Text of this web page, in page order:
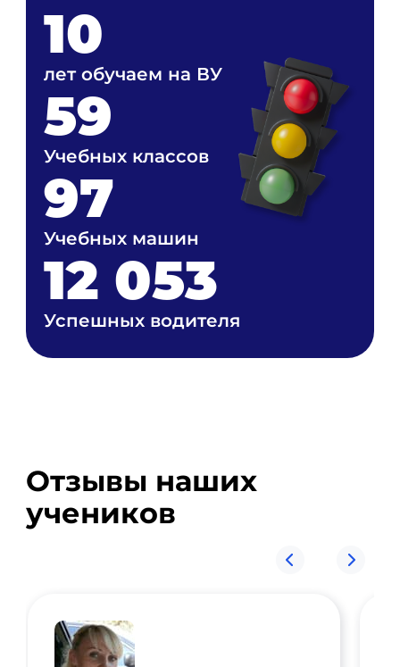
10
лет обучаем на ВУ
59
Учебных классов
97
Учебных машин
12 053
Успешных водителя
Отзывы наших
учеников